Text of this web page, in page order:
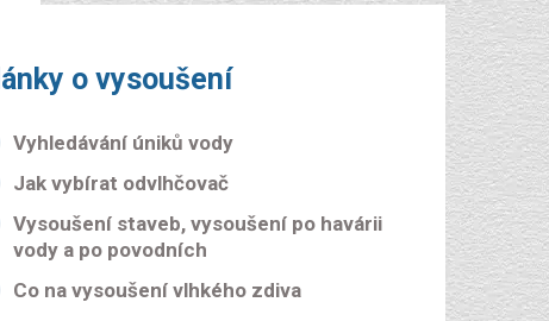
o vysoušení
Vyhledávání úniků vody
Jak vybírat odvlhčovač
Vysoušení staveb, vysoušení po havárii
vody a po povodních
Co na vysoušení vlhkého zdiva